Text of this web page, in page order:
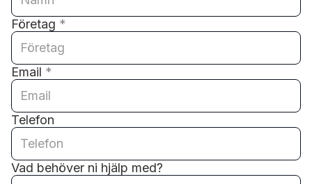
Företag *
Email *
Telefon
Vad behöver ni hjälp med?